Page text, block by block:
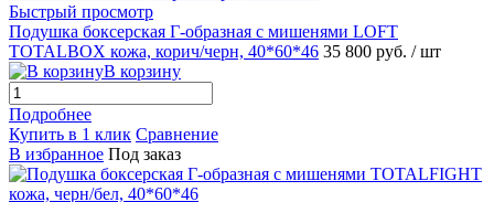
Быстрый просмотр
Подушка боксерская Г-образная с мишенями LOFT
TOTALBOX кожа, корич/черн, 40*60*46 35 800 руб. / шт
В корзину
Подробнее
Купить в 1 клик Сравнение
В избранное Под заказ